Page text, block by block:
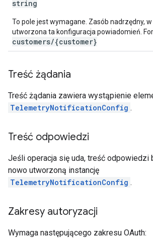
string
To pole jest wymagane. Zasób nadrzędny,
utworzona ta konfiguracja powiadomień.
customers/{customer}
Treść żądania
Treść żądania zawiera wystąpienie
TelemetryNotificationConfig .
Treść odpowiedzi
Jeśli operacja się uda, treść odpowiedzi
nowo utworzoną instancję
TelemetryNotificationConfig .
Zakresy autoryzacji
Wymaga następującego zakresu OAuth: